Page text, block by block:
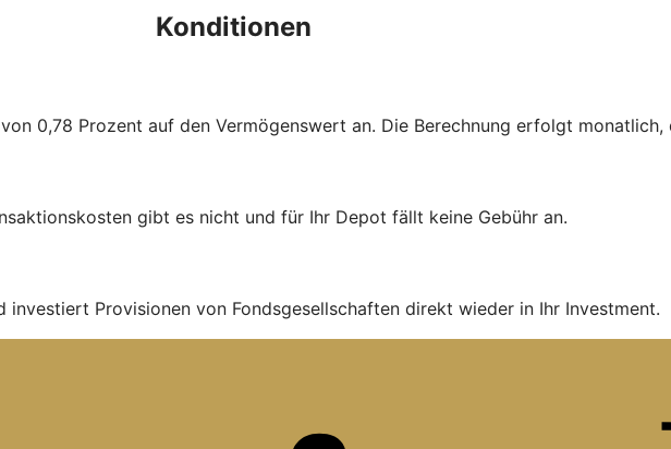
Konditionen
0,78 Prozent auf den Vermögenswert an. Die Berechnung erfolgt monatlich,
gibt es nicht und für Ihr Depot fällt keine Gebühr an.
Provisionen von Fondsgesellschaften direkt wieder in Ihr Investment.